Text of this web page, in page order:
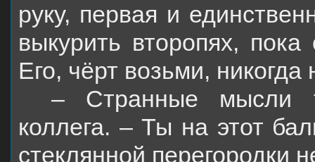
руку, первая и
выкурить второпях,
Его, чёрт возьми, никогда
– Странные мысли
коллега. – Ты на этот
стеклянной перегородки